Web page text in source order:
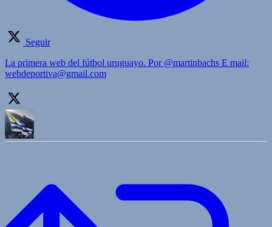
Seguir
La primera web del fútbol uruguayo. Por @martinbachs E mail:
webdeportiva@gmail.com